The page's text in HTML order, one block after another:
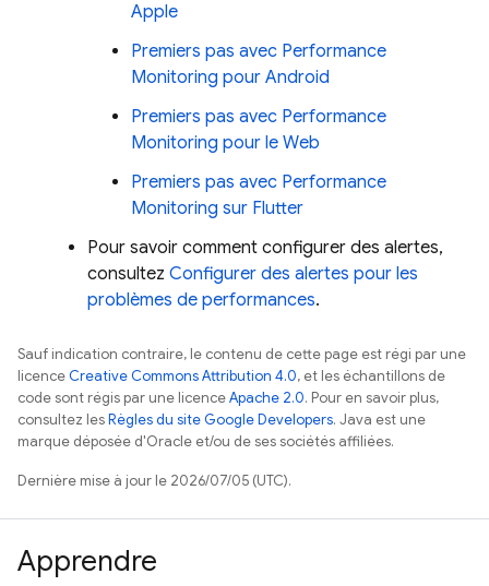
Apple
Premiers pas avec Performance
Monitoring pour Android
Premiers pas avec Performance
Monitoring pour le Web
Premiers pas avec Performance
Monitoring sur Flutter
Pour savoir comment configurer des alertes,
consultez Configurer des alertes pour les
problèmes de performances.
Sauf indication contraire, le contenu de cette page est régi par une
licenceCreative Commons Attribution 4.0, et les échantillons de
code sont régis par une licenceApache 2.0. Pour en savoir plus,
consultez lesRègles du site Google Developers. Java est une
marque déposée d'Oracle et/ou de ses sociétés affiliées.
Dernière mise à jour le 2026/07/05 (UTC).
Apprendre